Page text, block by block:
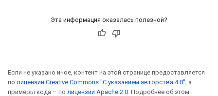
Эта информация оказалась полезной?
Если не указано иное, контент на этой странице предоставляется
по лицензии Creative Commons "С указанием авторства 4.0", а
примеры кода – по лицензии Apache 2.0. Подробнее об этом